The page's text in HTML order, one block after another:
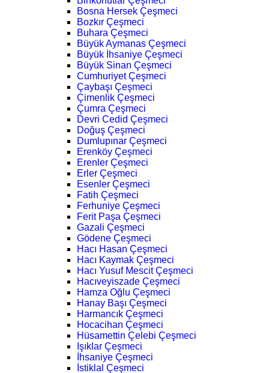
Bosna Hersek Çeşmeci
Bozkır Çeşmeci
Buhara Çeşmeci
Büyük Aymanas Çeşmeci
Büyük İhsaniye Çeşmeci
Büyük Sinan Çeşmeci
Cumhuriyet Çeşmeci
Çaybaşı Çeşmeci
Çimenlik Çeşmeci
Çumra Çeşmeci
Devri Cedid Çeşmeci
Doğuş Çeşmeci
Dumlupınar Çeşmeci
Erenköy Çeşmeci
Erenler Çeşmeci
Erler Çeşmeci
Esenler Çeşmeci
Fatih Çeşmeci
Ferhuniye Çeşmeci
Ferit Paşa Çeşmeci
Gazali Çeşmeci
Gödene Çeşmeci
Hacı Hasan Çeşmeci
Hacı Kaymak Çeşmeci
Hacı Yusuf Mescit Çeşmeci
Hacıveyiszade Çeşmeci
Hamza Oğlu Çeşmeci
Hanay Başı Çeşmeci
Harmancık Çeşmeci
Hocacihan Çeşmeci
Hüsamettin Çelebi Çeşmeci
Işıklar Çeşmeci
İhsaniye Çeşmeci
İstiklal Çeşmeci